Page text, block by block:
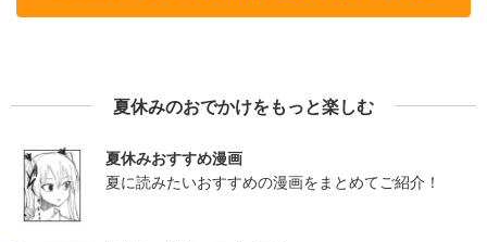
夏休みのおでかけをもっと楽しむ
夏休みおすすめ漫画
夏に読みたいおすすめの漫画をまとめてご紹介！